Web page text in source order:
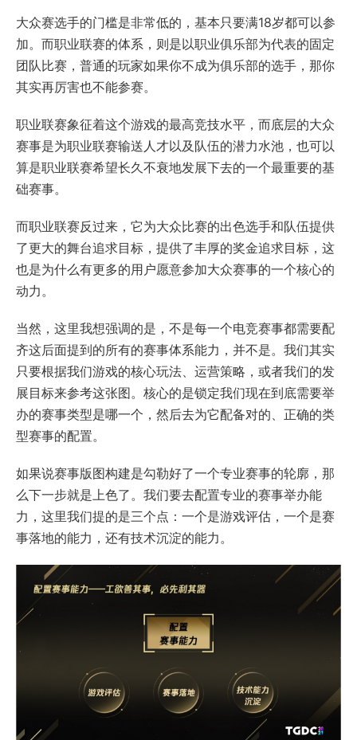
大众赛选手的门槛是非常低的，基本只要满18岁都可以参
加。而职业联赛的体系，则是以职业俱乐部为代表的固定
团队比赛，普通的玩家如果你不成为俱乐部的选手，那你
其实再厉害也不能参赛。
职业联赛象征着这个游戏的最高竞技水平，而底层的大众
赛事是为职业联赛输送人才以及队伍的潜力水池，也可以
算是职业联赛希望长久不衰地发展下去的一个最重要的基
础赛事。
而职业联赛反过来，它为大众比赛的出色选手和队伍提供
了更大的舞台追求目标，提供了丰厚的奖金追求目标，这
也是为什么有更多的用户愿意参加大众赛事的一个核心的
动力。
当然，这里我想强调的是，不是每一个电竞赛事都需要配
齐这后面提到的所有的赛事体系能力，并不是。我们其实
只要根据我们游戏的核心玩法、运营策略，或者我们的发
展目标来参考这张图。核心的是锁定我们现在到底需要举
办的赛事类型是哪一个，然后去为它配备对的、正确的类
型赛事的配置。
如果说赛事版图构建是勾勒好了一个专业赛事的轮廓，那
么下一步就是上色了。我们要去配置专业的赛事举办能
力，这里我们提的是三个点：一个是游戏评估，一个是赛
事落地的能力，还有技术沉淀的能力。